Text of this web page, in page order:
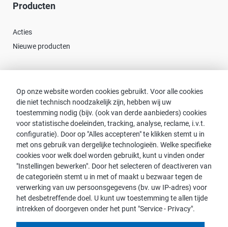
Op onze website worden cookies gebruikt. Voor alle cookies
die niet technisch noodzakelijk zijn, hebben wij uw
toestemming nodig (bijv. (ook van derde aanbieders) cookies
voor statistische doeleinden, tracking, analyse, reclame, i.v.t.
configuratie). Door op "Alles accepteren" te klikken stemt u in
met ons gebruik van dergelijke technologieën. Welke specifieke
cookies voor welk doel worden gebruikt, kunt u vinden onder
"Instellingen bewerken". Door het selecteren of deactiveren van
de categorieën stemt u in met of maakt u bezwaar tegen de
verwerking van uw persoonsgegevens (bv. uw IP-adres) voor
het desbetreffende doel. U kunt uw toestemming te allen tijde
intrekken of doorgeven onder het punt "Service - Privacy".
Producten
Acties
Nieuwe producten
Consulent zoeken
Contact met proWIN
Service-FAQ
Opmerking:
Voor de leesbaarheid wordt de mannelijke vorm gebruikt. Dit
impliceert echter geen discriminatie, maar dient in het kader van
de taalkundige vereenvoudiging als genderneutraal beschouwd